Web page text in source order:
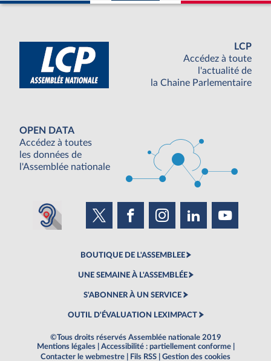
LCP
Accédez à toute
l'actualité de
la Chaine Parlementaire
OPEN DATA
Accédez à toutes
les données de
l'Assemblée nationale
BOUTIQUE DE L'ASSEMBLEE
UNE SEMAINE À L'ASSEMBLÉE
S'ABONNER À UN SERVICE
OUTIL D'ÉVALUATION LEXIMPACT
©Tous droits réservés Assemblée nationale 2019
Mentions légales
Accessibilité : partiellement conforme
Contacter le webmestre
Fils RSS Gestion des cookies